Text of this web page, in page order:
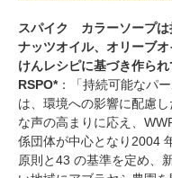
スパイク カラーソープは
ナッツオイル、オリーブ
けんレシピに基づき作られ
RSPO*：「持続可能なパ
は、環境への影響に配慮
な声の高まりに応え、
係団体が中心となり2004
原則と43 の基準を定め、